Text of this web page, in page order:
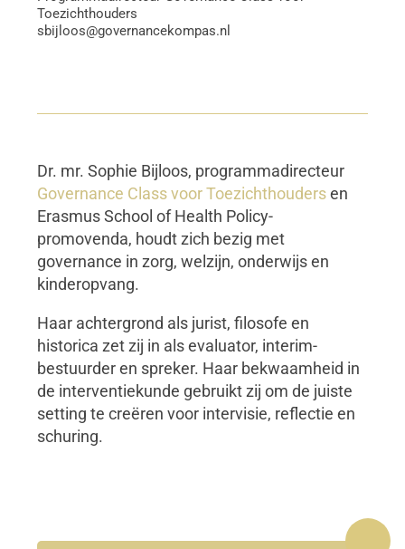
Toezichthouders
sbijloos@governancekompas.nl
Dr. mr. Sophie Bijloos, programmadirecteur
Governance Class voor Toezichthoudersen
Erasmus School of Health Policy-
promovenda, houdt zich bezig met
governance in zorg, welzijn, onderwijs en
kinderopvang.
Haar achtergrond als jurist, filosofe en
historica zet zij in als evaluator, interim-
bestuurder en spreker. Haar bekwaamheid in
de interventiekunde gebruikt zij om de juiste
setting te creëren voor intervisie, reflectie en
schuring.